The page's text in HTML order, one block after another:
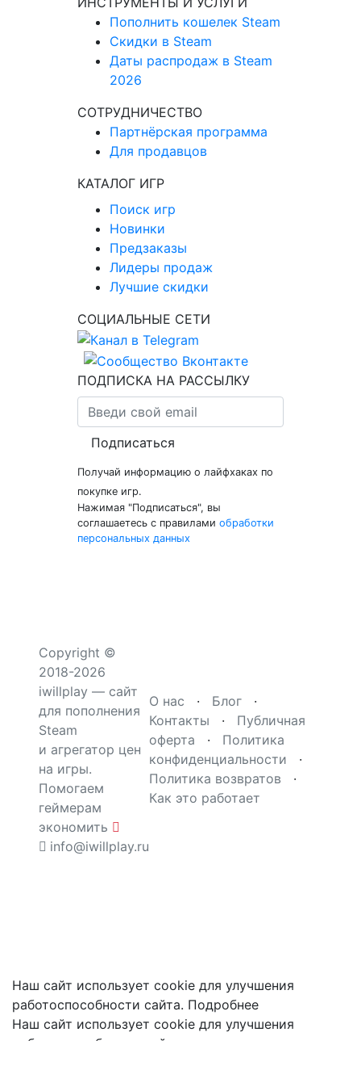
Пополнить кошелек Steam
Скидки в Steam
Даты распродаж в Steam
2026
СОТРУДНИЧЕСТВО
Партнёрская программа
Для продавцов
КАТАЛОГ ИГР
Поиск игр
Новинки
Предзаказы
Лидеры продаж
Лучшие скидки
СОЦИАЛЬНЫЕ СЕТИ
ПОДПИСКА НА РАССЫЛКУ
Подписаться
Получай информацию о лайфхаках по
покупке игр.
Нажимая "Подписаться", вы
соглашаетесь с правилами обработки
персональных данных
Copyright ©
2018-2026
iwillplay — сайт
для пополнения
Steam
и агрегатор цен
на игры.
Помогаем
геймерам
экономить
info@iwillplay.ru
О нас · Блог ·
Контакты · Публичная
оферта · Политика
конфиденциальности ·
Политика возвратов ·
Как это работает
Наш сайт использует cookie для улучшения
работоспособности сайта. Подробнее
Наш сайт использует cookie для улучшения
работоспособности сайта, анализа использования